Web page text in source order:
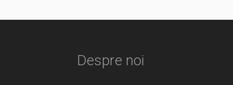
Despre noi